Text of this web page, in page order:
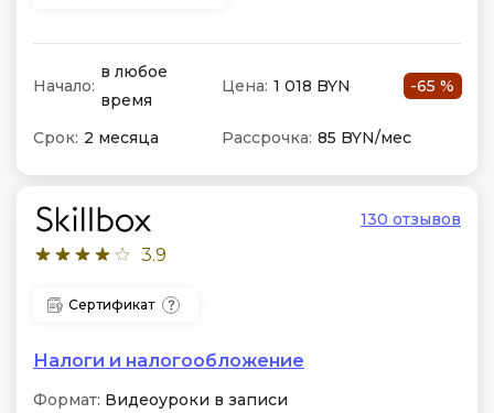
Начало:
в любое
время
Цена: 1 018 BYN -65 %
Срок: 2 месяца Рассрочка: 85 BYN/мес
3.9
130 отзывов
Сертификат
Налоги и налогообложение
Формат: Видеоуроки в записи